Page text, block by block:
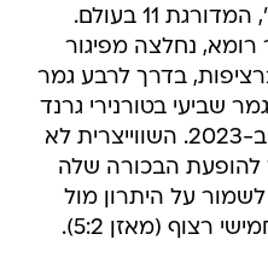
4:6, 0:6 את בלינדה בנצ'יץ', המדורגת 11 בעולם.
רומא, נחלצה מפיגור
ורשמה ניצחון 10 ברציפות, בדרך לרבע גמר
שביעי בטורנירי גרנד
סלאם מאז שהפכה לאמא ב-2023. השווייצרית לא
הבכורה שלה
על היתרון מול
רצוף (מאזן 5:2).